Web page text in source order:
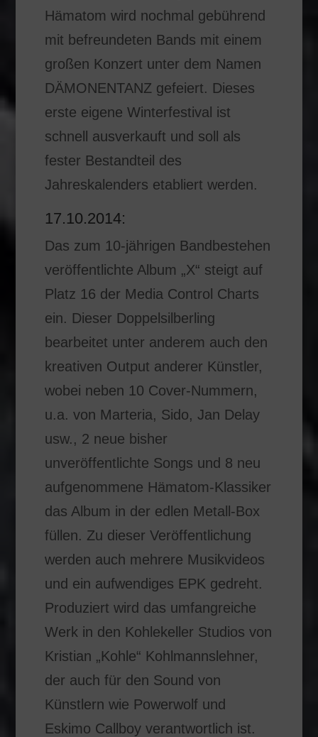
Hämatom wird nochmal gebührend
mit befreundeten Bands mit einem
großen Konzert unter dem Namen
DÄMONENTANZ gefeiert. Dieses
erste eigene Winterfestival ist
schnell ausverkauft und soll als
fester Bestandteil des
Jahreskalenders etabliert werden.
17.10.2014:
Das zum 10-jährigen Bandbestehen
veröffentlichte Album „X“ steigt auf
Platz 16 der Media Control Charts
ein. Dieser Doppelsilberling
bearbeitet unter anderem auch den
kreativen Output anderer Künstler,
wobei neben 10 Cover-Nummern,
u.a. von Marteria, Sido, Jan Delay
usw., 2 neue bisher
unveröffentlichte Songs und 8 neu
aufgenommene Hämatom-Klassiker
das Album in der edlen Metall-Box
füllen. Zu dieser Veröffentlichung
werden auch mehrere Musikvideos
und ein aufwendiges EPK gedreht.
Produziert wird das umfangreiche
Werk in den Kohlekeller Studios von
Kristian „Kohle“ Kohlmannslehner,
der auch für den Sound von
Künstlern wie Powerwolf und
Eskimo Callboy verantwortlich ist.